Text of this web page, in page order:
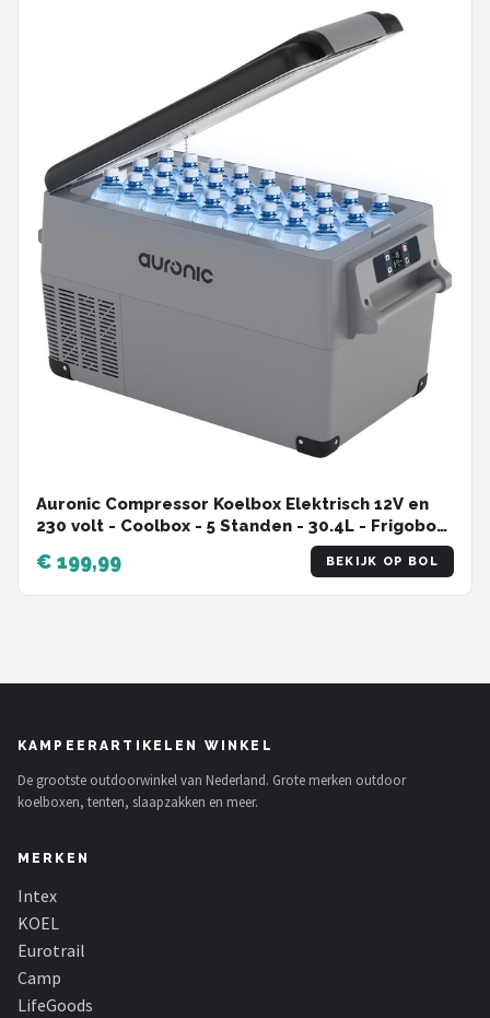
Auronic Compressor Koelbox Elektrisch 12V en
230 volt - Coolbox - 5 Standen - 30.4L - Frigobox
€ 199,99 BEKIJK OP BOL
KAMPEERARTIKELEN WINKEL
De grootste outdoorwinkel van Nederland. Grote merken outdoor
koelboxen, tenten, slaapzakken en meer.
MERKEN
Intex
KOEL
Eurotrail
Camp
LifeGoods